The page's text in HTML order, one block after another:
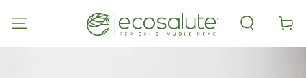
CONTENUTO
Carello